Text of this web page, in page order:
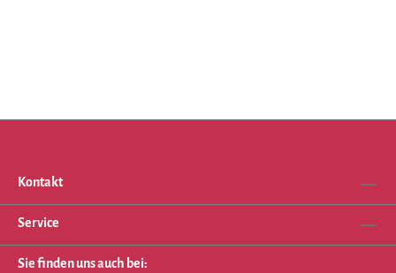
Kontakt
Service
Sie finden uns auch bei: